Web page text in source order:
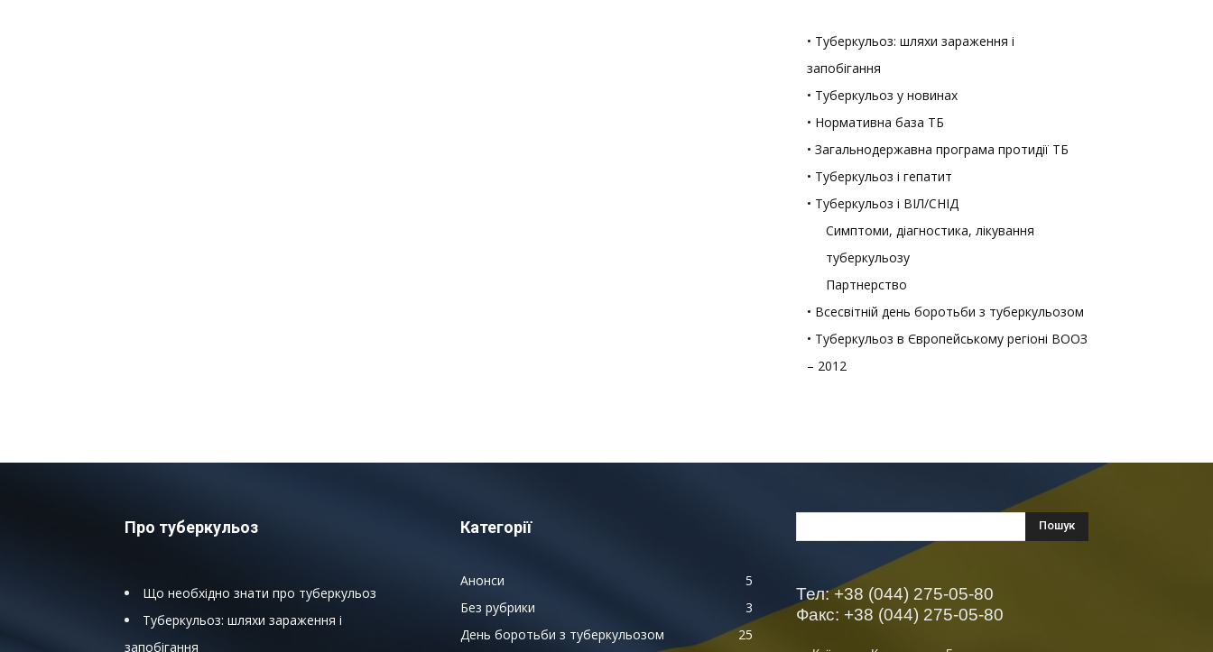
• Туберкульоз: шляхи зараження і
запобігання
• Туберкульоз у новинах
• Нормативна база ТБ
• Загальнодержавна програма протидії ТБ
• Туберкульоз і гепатит
• Туберкульоз і ВІЛ/СНІД
Симптоми, діагностика, лікування
туберкульозу
Партнерство
• Всесвітній день боротьби з туберкульозом
• Туберкульоз в Європейському регіоні ВООЗ
– 2012
Про туберкульоз
Що необхідно знати про туберкульоз
Туберкульоз: шляхи зараження і
запобігання
Категорії
Анонси
5
Без рубрики
3
День боротьби з туберкульозом
25
Тел: +38 (044) 275-05-80
Факс: +38 (044) 275-05-80